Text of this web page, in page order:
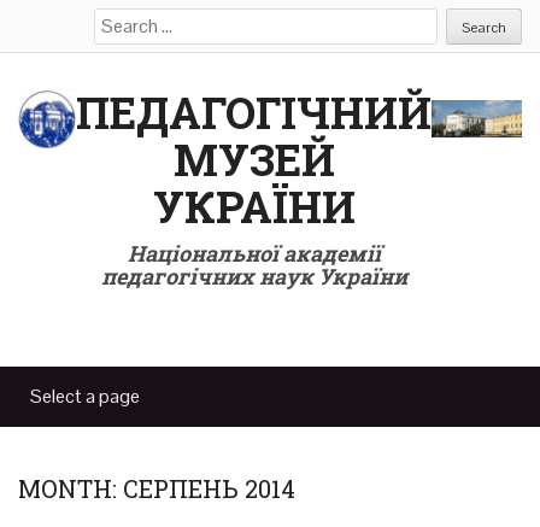
Search
for:
ПЕДАГОГІЧНИЙ
МУЗЕЙ
УКРАЇНИ
Національної академії
педагогічних наук України
MONTH: СЕРПЕНЬ 2014